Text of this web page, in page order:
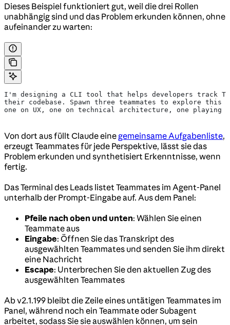
Dieses Beispiel funktioniert gut, weil die drei Rollen
unabhängig sind und das Problem erkunden können, ohne
aufeinander zu warten:
I'm designing a CLI tool that helps developers track
their codebase. Spawn three teammates to explore
one on UX, one on technical architecture, one playing
Von dort aus füllt Claude eine gemeinsame Aufgabenliste,
erzeugt Teammates für jede Perspektive, lässt sie das
Problem erkunden und synthetisiert Erkenntnisse, wenn
fertig.
Das Terminal des Leads listet Teammates im Agent-Panel
unterhalb der Prompt-Eingabe auf. Aus dem Panel:
Pfeile nach oben und unten: Wählen Sie einen
Teammate aus
Eingabe: Öffnen Sie das Transkript des
ausgewählten Teammates und senden Sie ihm direkt
eine Nachricht
Escape: Unterbrechen Sie den aktuellen Zug des
ausgewählten Teammates
Ab v2.1.199 bleibt die Zeile eines untätigen Teammates im
Panel, während noch ein Teammate oder Subagent
arbeitet, sodass Sie sie auswählen können, um sein